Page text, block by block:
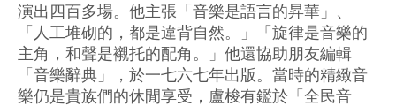
演出四百多場。他主張「音樂是語言的昇華」、
「人工堆砌的，都是違背自然。」「旋律是音樂的
主角，和聲是襯托的配角。」他還協助朋友編輯
「音樂辭典」，於一七六七年出版。當時的精緻音
樂仍是貴族們的休閒享受，盧梭有鑑於「全民音